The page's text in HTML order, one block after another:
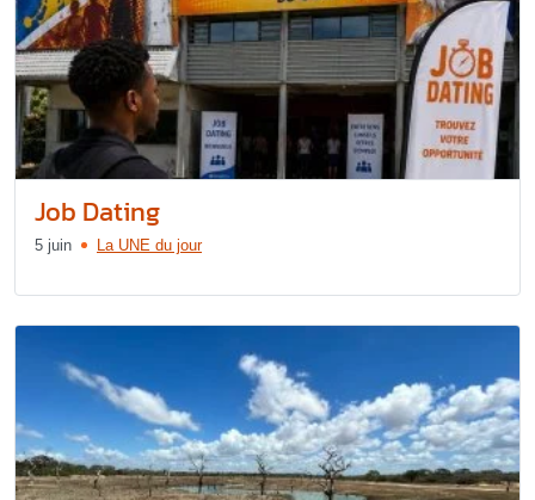
Job Dating
5 juin La UNE du jour